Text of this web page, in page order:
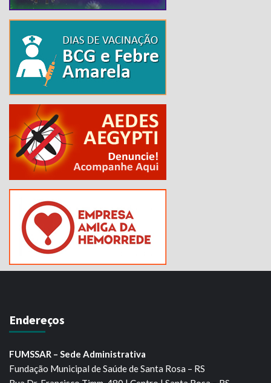
Endereços
FUMSSAR – Sede Administrativa
Fundação Municipal de Saúde de Santa Rosa – RS